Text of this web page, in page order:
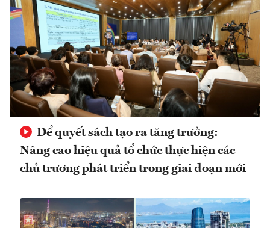
Để quyết sách tạo ra tăng trưởng:
Nâng cao hiệu quả tổ chức thực hiện các
chủ trương phát triển trong giai đoạn mới